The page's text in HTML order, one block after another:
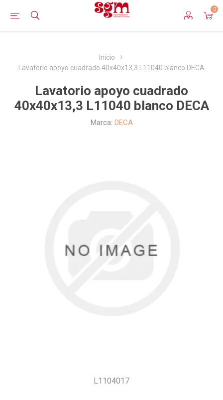
0
Inicio
Lavatorio apoyo cuadrado 40x40x13,3 L11040 blanco DECA
Lavatorio apoyo cuadrado
40x40x13,3 L11040 blanco DECA
Marca: DECA
L1104017